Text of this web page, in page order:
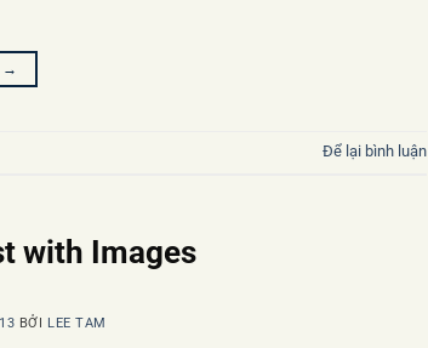
→
Để lại bình luận
with Images
BỞI LEE TAM